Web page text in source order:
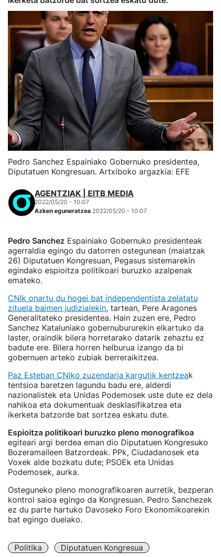
Pedro Sanchez Espainiako Gobernuko presidentea,
Diputatuen Kongresuan. Artxiboko argazkia: EFE
AGENTZIAK | EITB MEDIA
2022/05/20 - 10:07
Azken eguneratzea 2022/05/20 - 10:07
Pedro Sanchez Espainiako Gobernuko presidenteak
agerraldia egingo du datorren ostegunean (maiatzak
26) Diputatuen Kongresuan, Pegasus sistemarekin
egindako espioitza politikoari buruzko azalpenak
emateko.
CNIk onartu du hogei bat independentista zelatatu
zituela baimen judizialekin, tartean, Pere Aragones
Generalitateko presidentea. Hain zuzen ere, Pedro
Sanchez Kataluniako gobernubururekin elkartuko da
laster, oraindik bilera horretarako datarik zehaztu ez
badute ere. Bilera horren helburua izango da bi
gobernuen arteko zubiak berreraikitzea.
Paz Esteban CNIko zuzendaria kargutik kentzeak
tentsioa baretzen lagundu badu ere, alderdi
nazionalistek eta Unidas Podemosek uste dute ez dela
nahikoa eta dokumentuak desklasifikatzea eta
ikerketa batzorde bat sortzea eskatu dute.
Espioitza politikoari buruzko pleno monografikoa
egiteari argi berdea eman dio Diputatuen Kongresuko
Bozeramaileen Batzordeak. PPk, Ciudadanosek eta
Voxek alde bozkatu dute; PSOEk eta Unidas
Podemosek, aurka.
Osteguneko pleno monografikoaren aurretik, bezperan
kontrol saioa egingo da Kongresuan. Pedro Sanchezek
ez du parte hartuko Davoseko Foro Ekonomikoarekin
bat egingo duelako.
Politika
Diputatuen Kongresua